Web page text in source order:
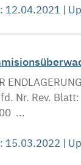
12.04.2021 |
Nr. Rev.
...
15.03.2022 |